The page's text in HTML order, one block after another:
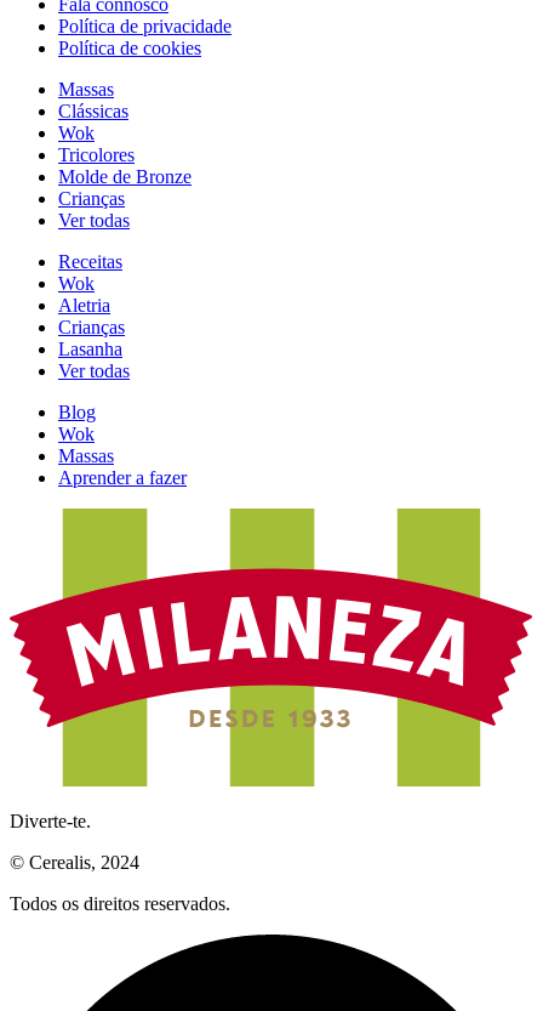
Política de privacidade
Política de cookies
Massas
Clássicas
Wok
Tricolores
Molde de Bronze
Crianças
Ver todas
Receitas
Wok
Aletria
Crianças
Lasanha
Ver todas
Blog
Wok
Massas
Aprender a fazer
Diverte-te.
© Cerealis, 2024
Todos os direitos reservados.